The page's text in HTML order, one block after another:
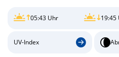
05:43 Uhr 19:45
UV-Index